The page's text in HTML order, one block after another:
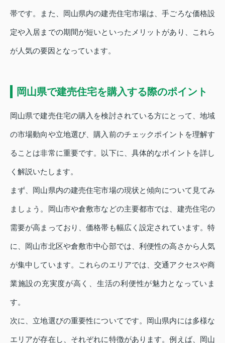
帯です。また、岡山県内の建売住宅市場は、手ごろな価格設
定や入居までの期間が短いといったメリットがあり、これら
が人気の要因となっています。
岡山県で建売住宅を購入する際のポイント
岡山県で建売住宅の購入を検討されている方にとって、地域
の市場動向や立地選び、購入前のチェックポイントを理解す
ることは非常に重要です。以下に、具体的なポイントを詳し
く解説いたします。
まず、岡山県内の建売住宅市場の現状と傾向について見てみ
ましょう。岡山市や倉敷市などの主要都市では、建売住宅の
需要が高まっており、価格帯も幅広く設定されています。特
に、岡山市北区や倉敷市中心部では、利便性の高さから人気
が集中しています。これらのエリアでは、交通アクセスや商
業施設の充実度が高く、生活の利便性が魅力となっていま
す。
次に、立地選びの重要性についてです。岡山県内には多様な
エリアが存在し、それぞれに特徴があります。例えば、岡山